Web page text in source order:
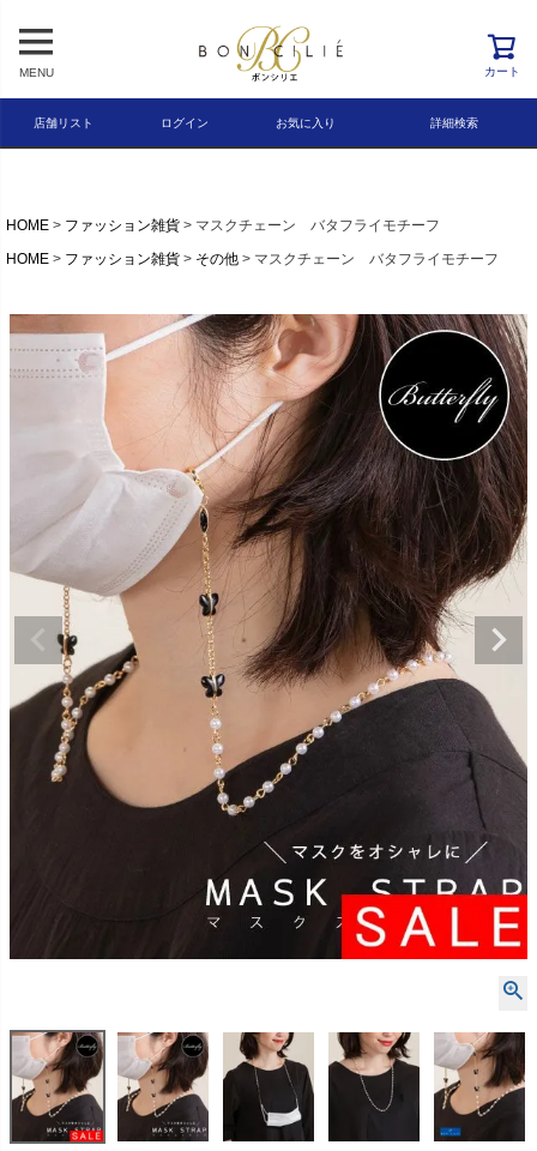
MENU カート
店舗リスト ログイン お気に入り 詳細検索
検索
HOME ファッション雑貨
マスクチェーン バタフライモチーフ
HOME
ファッション雑貨 その他 マスクチェーン バタフライモチーフ